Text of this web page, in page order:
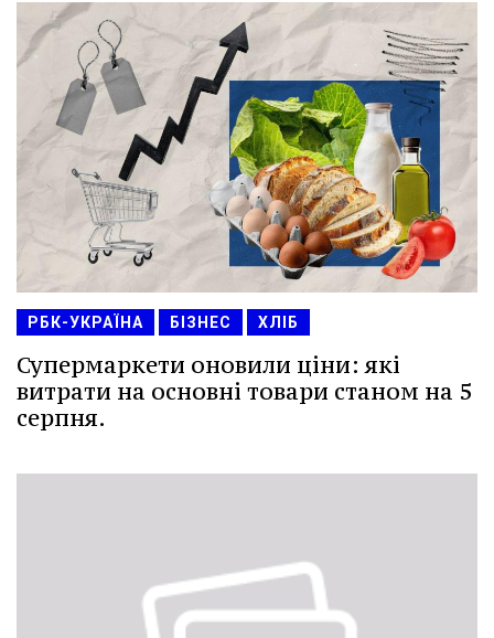
РБК-УКРАЇНА БІЗНЕС ХЛІБ
Супермаркети оновили ціни: які
витрати на основні товари станом на 5
серпня.